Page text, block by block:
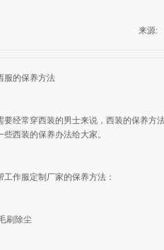
来源:
服的保养方法
要经常穿西装的男士来说，西装的保养方
些西装的保养办法给大家。
工作服定制厂家的保养方法：
刷除尘